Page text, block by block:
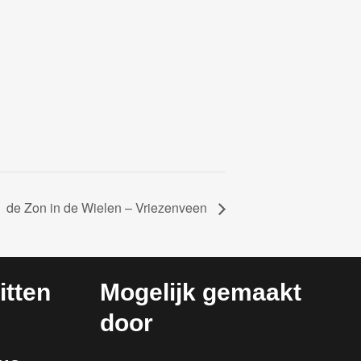
de Zon in de Wielen – Vriezenveen
Mogelijk gemaakt
door